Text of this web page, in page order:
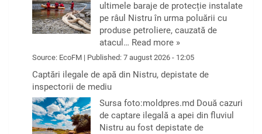
ultimele baraje de protecție instalate
pe râul Nistru în urma poluării cu
produse petroliere, cauzată de
atacul… Read more »
Source: EcoFM | Published: 7 august 2026 - 12:05
Captări ilegale de apă din Nistru, depistate de
inspectorii de mediu
Sursa foto:moldpres.md Două cazuri
de captare ilegală a apei din fluviul
Nistru au fost depistate de